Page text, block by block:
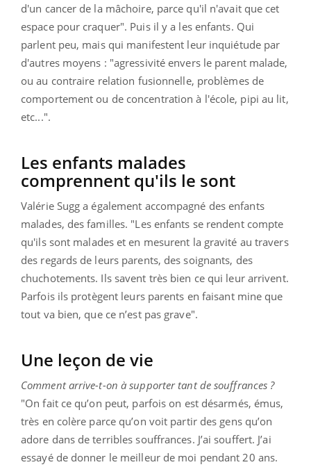
d'un cancer de la mâchoire, parce qu'il n'avait que cet
espace pour craquer". Puis il y a les enfants. Qui
parlent peu, mais qui manifestent leur inquiétude par
d'autres moyens : "agressivité envers le parent malade,
ou au contraire relation fusionnelle, problèmes de
comportement ou de concentration à l'école, pipi au lit,
etc...".
Les enfants malades
comprennent qu'ils le sont
Valérie Sugg a également accompagné des enfants
malades, des familles. "Les enfants se rendent compte
qu'ils sont malades et en mesurent la gravité au travers
des regards de leurs parents, des soignants, des
chuchotements. Ils savent très bien ce qui leur arrivent.
Parfois ils protègent leurs parents en faisant mine que
tout va bien, que ce n’est pas grave".
Une leçon de vie
Comment arrive-t-on à supporter tant de souffrances ?
"On fait ce qu’on peut, parfois on est désarmés, émus,
très en colère parce qu’on voit partir des gens qu’on
adore dans de terribles souffrances. J’ai souffert. J’ai
essayé de donner le meilleur de moi pendant 20 ans.